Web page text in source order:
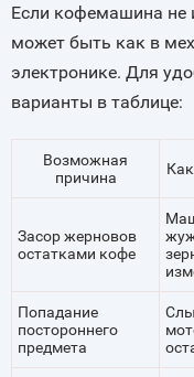
Если кофемашина не
может быть как в
электронике. Для
варианты в таблице:
Возможная
причина
Засор жерновов
остатками кофе
Попадание
постороннего
предмета